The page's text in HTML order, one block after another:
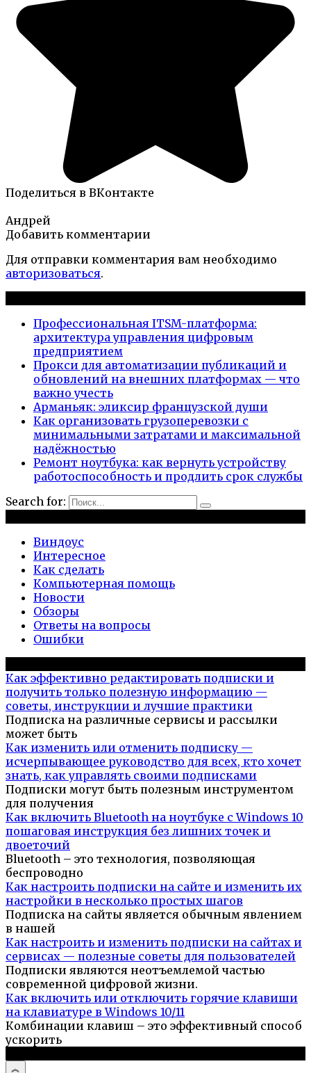
Поделиться в ВКонтакте
Андрей
Добавить комментарии
Для отправки комментария вам необходимо
авторизоваться.
Профессиональная ITSM-платформа:
архитектура управления цифровым
предприятием
Прокси для автоматизации публикаций и
обновлений на внешних платформах — что
важно учесть
Арманьяк: эликсир французской души
Как организовать грузоперевозки с
минимальными затратами и максимальной
надёжностью
Ремонт ноутбука: как вернуть устройству
работоспособность и продлить срок службы
Search for:
Виндоус
Интересное
Как сделать
Компьютерная помощь
Новости
Обзоры
Ответы на вопросы
Ошибки
Как эффективно редактировать подписки и
получить только полезную информацию —
советы, инструкции и лучшие практики
Подписка на различные сервисы и рассылки
может быть
Как изменить или отменить подписку —
исчерпывающее руководство для всех, кто хочет
знать, как управлять своими подписками
Подписки могут быть полезным инструментом
для получения
Как включить Bluetooth на ноутбуке с Windows 10
пошаговая инструкция без лишних точек и
двоеточий
Bluetooth – это технология, позволяющая
беспроводно
Как настроить подписки на сайте и изменить их
настройки в несколько простых шагов
Подписка на сайты является обычным явлением
в нашей
Как настроить и изменить подписки на сайтах и
сервисах — полезные советы для пользователей
Подписки являются неотъемлемой частью
современной цифровой жизни.
Как включить или отключить горячие клавиши
на клавиатуре в Windows 10/11
Комбинации клавиш – это эффективный способ
ускорить